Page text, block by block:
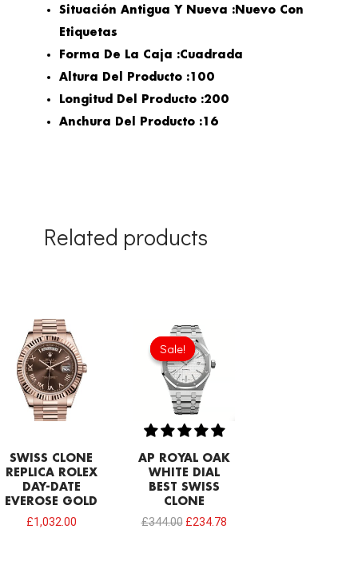
Situación Antigua Y Nueva :Nuevo Con
Etiquetas
Forma De La Caja :Cuadrada
Altura Del Producto :100
Longitud Del Producto :200
Anchura Del Producto :16
Related products
SWISS CLONE
REPLICA ROLEX
DAY-DATE
EVEROSE GOLD
£1,032.00
Sale!
Sale!
AP ROYAL OAK
WHITE DIAL
BEST SWISS
CLONE
£344.00
Original
price
was:
£344.00.
£234.78